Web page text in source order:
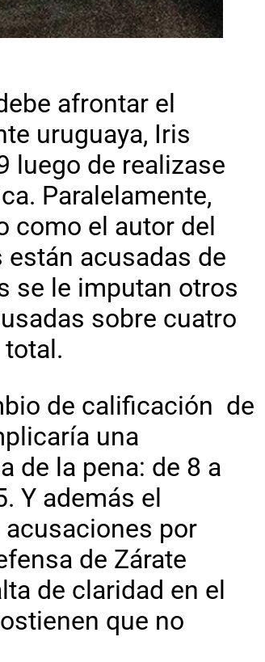
afrontar el
uruguaya, Iris
luego de realizase
Paralelamente,
como el autor del
acusadas de
se le imputan otros
sobre cuatro
de calificación de
una
de la pena: de 8 a
Y además el
por
de Zárate
de claridad en el
que no